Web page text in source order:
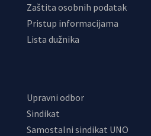
Zaštita osobnih podatak
Pristup informacijama
Lista dužnika
Upravni odbor
Sindikat
Samostalni sindikat UNO